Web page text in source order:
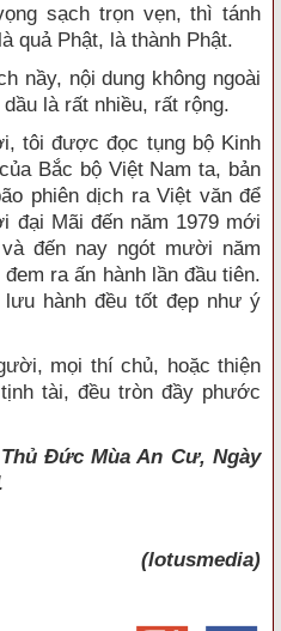
sạch trọn vẹn, thì tánh
quả Phật, là thành Phật.
nầy, nội dung không ngoài
là rất nhiều, rất rộng.
tôi được đọc tụng bộ Kinh
Bắc bộ Việt Nam ta, bản
phiên dịch ra Việt văn để
đại Mãi đến năm 1979 mới
đến nay ngót mười năm
ra ấn hành lần đầu tiên.
hành đều tốt đẹp như ý
mọi thí chủ, hoặc thiện
tài, đều tròn đầy phước
Đức Mùa An Cư, Ngày
(lotusmedia)